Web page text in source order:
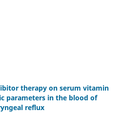
therapy on serum vitamin
parameters in the blood of
reflux